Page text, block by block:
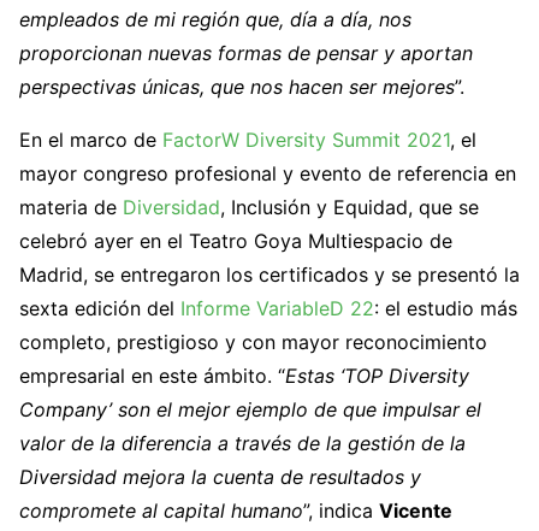
empleados de mi región que, día a día, nos
proporcionan nuevas formas de pensar y aportan
perspectivas únicas, que nos hacen ser mejores”.
En el marco de FactorW Diversity Summit 2021, el
mayor congreso profesional y evento de referencia en
materia de Diversidad, Inclusión y Equidad, que se
celebró ayer en el Teatro Goya Multiespacio de
Madrid, se entregaron los certificados y se presentó la
sexta edición del Informe VariableD 22: el estudio más
completo, prestigioso y con mayor reconocimiento
empresarial en este ámbito. “Estas ‘TOP Diversity
Company’ son el mejor ejemplo de que impulsar el
valor de la diferencia a través de la gestión de la
Diversidad mejora la cuenta de resultados y
compromete al capital humano”, indica Vicente